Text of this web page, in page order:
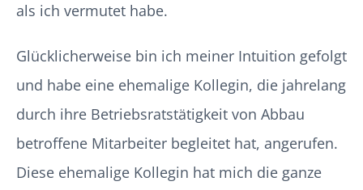
als ich vermutet habe.
Glücklicherweise bin ich meiner Intuition gefolgt
und habe eine ehemalige Kollegin, die jahrelang
durch ihre Betriebsratstätigkeit von Abbau
betroffene Mitarbeiter begleitet hat, angerufen.
Diese ehemalige Kollegin hat mich die ganze